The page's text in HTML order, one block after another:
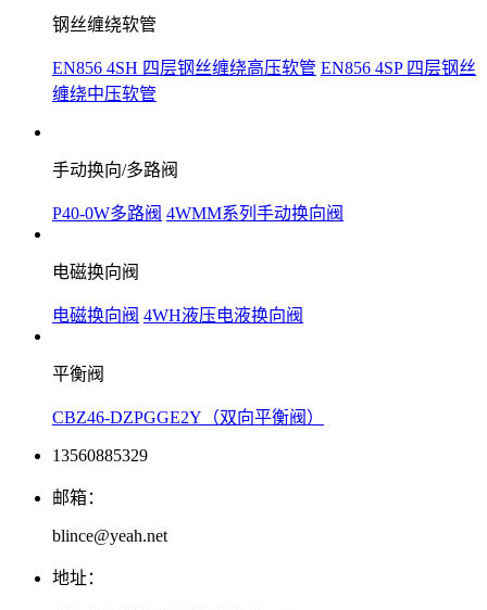
钢丝缠绕软管
EN856 4SH 四层钢丝缠绕高压软管 EN856 4SP 四层钢丝
缠绕中压软管
手动换向/多路阀
P40-0W多路阀 4WMM系列手动换向阀
电磁换向阀
电磁换向阀 4WH液压电液换向阀
平衡阀
CBZ46-DZPGGE2Y（双向平衡阀）
13560885329
邮箱：
blince@yeah.net
地址：